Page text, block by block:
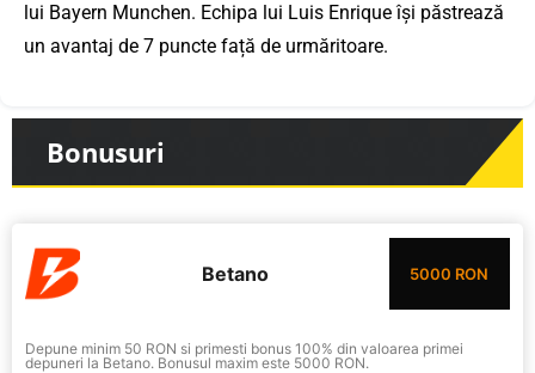
lui Bayern Munchen. Echipa lui Luis Enrique își păstrează
un avantaj de 7 puncte față de urmăritoare.
Bonusuri
Betano 5000 RON
Depune minim 50 RON si primesti bonus 100% din valoarea primei
depuneri la Betano. Bonusul maxim este 5000 RON.